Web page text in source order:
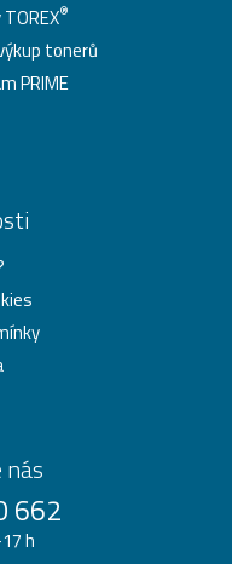
®
tonerů
PRIME
662
h